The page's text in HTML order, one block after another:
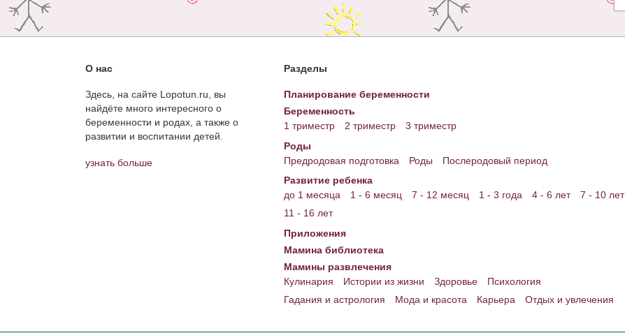
О нас
Здесь, на сайте Lopotun.ru, вы
найдёте много интересного о
беременности и родах, а также о
развитии и воспитании детей.
узнать больше
Разделы
Планирование беременности
Беременность
1 триместр
2 триместр
3 триместр
Роды
Предродовая подготовка
Роды
Послеродовый период
Развитие ребенка
до 1 месяца
1 - 6 месяц 7 - 12 месяц 1 - 3 года 4 - 6 лет
7 - 10 лет
11 - 16 лет
Приложения
Мамина библиотека
Мамины развлечения
Кулинария
Истории из жизни Здоровье
Психология
Гадания и астрология
Мода и красота Карьера Отдых и увлечения